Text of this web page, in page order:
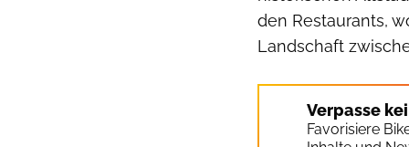
den Restaurants,
Landschaft
Verpasse
Favorisiere